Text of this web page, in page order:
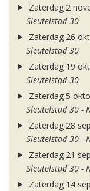
Zaterdag 2
Sleutelstad 30
Zaterdag 26
Sleutelstad 30
Zaterdag 19
Sleutelstad 30
Zaterdag 5
Sleutelstad 30 -
Zaterdag 28
Sleutelstad 30 -
Zaterdag 21
Sleutelstad 30 -
Zaterdag 14